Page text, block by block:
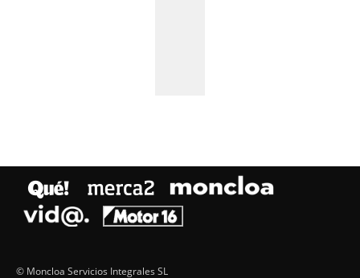
© Moncloa Servicios Integrales SL